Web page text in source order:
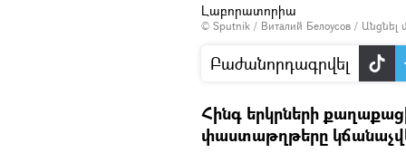
Լաբորատորիա
© Sputnik / Виталий Белоусов / Անցնել
Բաժանորդագրվել
Հինգ երկրների
փաստաթղթերը կճանաչվեն